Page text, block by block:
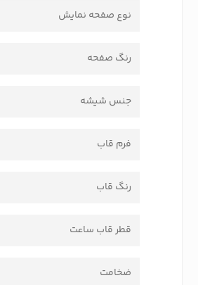
نوع صفحه نمایش
رنگ صفحه
جنس شیشه
فرم قاب
رنگ قاب
قطر قاب ساعت
ضخامت